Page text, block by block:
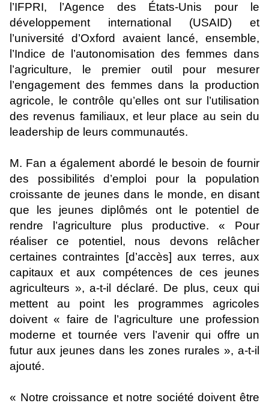
l’IFPRI, l’Agence des États-Unis pour le
développement international (USAID) et
l’université d’Oxford avaient lancé, ensemble,
l’Indice de l’autonomisation des femmes dans
l’agriculture, le premier outil pour mesurer
l’engagement des femmes dans la production
agricole, le contrôle qu’elles ont sur l’utilisation
des revenus familiaux, et leur place au sein du
leadership de leurs communautés.
M. Fan a également abordé le besoin de fournir
des possibilités d’emploi pour la population
croissante de jeunes dans le monde, en disant
que les jeunes diplômés ont le potentiel de
rendre l’agriculture plus productive. « Pour
réaliser ce potentiel, nous devons relâcher
certaines contraintes [d’accès] aux terres, aux
capitaux et aux compétences de ces jeunes
agriculteurs », a-t-il déclaré. De plus, ceux qui
mettent au point les programmes agricoles
doivent « faire de l’agriculture une profession
moderne et tournée vers l’avenir qui offre un
futur aux jeunes dans les zones rurales », a-t-il
ajouté.
« Notre croissance et notre société doivent être